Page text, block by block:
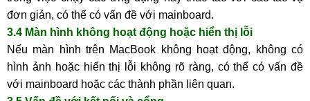
đơn giản, có thể có vấn đề với mainboard.
3.4 Màn hình không hoạt động hoặc hiển thị lỗi
Nếu màn hình trên MacBook không hoạt động, không có
hình ảnh hoặc hiển thị lỗi không rõ ràng, có thể có vấn đề
với mainboard hoặc các thành phần liên quan.